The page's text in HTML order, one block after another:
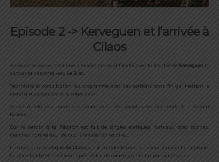
Episode 2 -> Kerveguen et l’arrivée à
Cilaos
Après cette pause, c’est une première grosse difficulté avec la montée de Kerveguen et
surtout la descente vers Le Bloc.
Technicité et complication au programme avec des portions sans fin qui mettent le
moral à rude épreuve et le corps aussi.
Ajouté à cela des conditions climatiques très compliquées qui rendent le terrain
boueux.
Car le terrain à
la Réunion est fait de singles exotiques, tortueux, avec racines,
marches naturelles…. de quoi s’amuser on va dire…
L’arrivée dans lecirque de Cilaosn’est pas idéale avec un temps vraiment compliqué.
La pluie tombe et forcément après 76km de course, ça tire un peu sur le corps.